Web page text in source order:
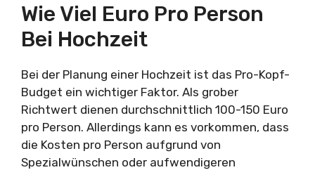
Wie Viel Euro Pro Person
Bei Hochzeit
Bei der Planung einer Hochzeit ist das Pro-Kopf-
Budget ein wichtiger Faktor. Als grober
Richtwert dienen durchschnittlich 100-150 Euro
pro Person. Allerdings kann es vorkommen, dass
die Kosten pro Person aufgrund von
Spezialwünschen oder aufwendigeren